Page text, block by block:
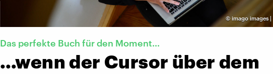
© imago images
Das perfekte Buch für den Moment...
…wenn der Cursor über dem